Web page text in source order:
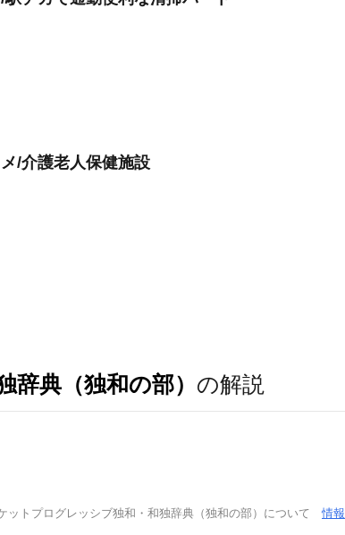
/介護老人保健施設
典（独和の部） の解説
ットプログレッシブ独和・和独辞典（独和の部）について情報